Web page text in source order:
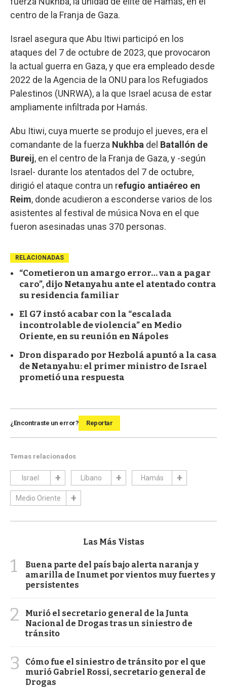
centro de la Franja de Gaza.
Israel asegura que Abu Itiwi participó en los
ataques del 7 de octubre de 2023, que provocaron
la actual guerra en Gaza, y que era empleado desde
2022 de la Agencia de la ONU para los Refugiados
Palestinos (UNRWA), a la que Israel acusa de estar
ampliamente infiltrada por Hamás.
Abu Itiwi, cuya muerte se produjo el jueves, era el
comandante de la fuerza Nukhba del Batallón de
Bureij, en el centro de la Franja de Gaza, y -según
Israel- durante los atentados del 7 de octubre,
dirigió el ataque contra un refugio antiaéreo en
Reim, donde acudieron a esconderse varios de los
asistentes al festival de música Nova en el que
fueron asesinadas unas 370 personas.
RELACIONADAS
“Cometieron un amargo error… van a pagar
caro”, dijo Netanyahu ante el atentado contra
su residencia familiar
El G7 instó acabar con la “escalada
incontrolable de violencia” en Medio
Oriente, en su reunión en Nápoles
Dron disparado por Hezbolá apuntó a la casa
de Netanyahu: el primer ministro de Israel
prometió una respuesta
¿Encontraste un error? Reportar
Temas relacionados
Israel Líbano Hamás
Medio Oriente
Las Más Vistas
1
Buena parte del país bajo alerta naranja y
amarilla de Inumet por vientos muy fuertes y
persistentes
2
Murió el secretario general de la Junta
Nacional de Drogas tras un siniestro de
tránsito
3
Cómo fue el siniestro de tránsito por el que
murió Gabriel Rossi, secretario general de
Drogas